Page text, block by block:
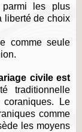
les plus
liberté de choix
comme seule
civile est
traditionnelle
Le
comme
les moyens